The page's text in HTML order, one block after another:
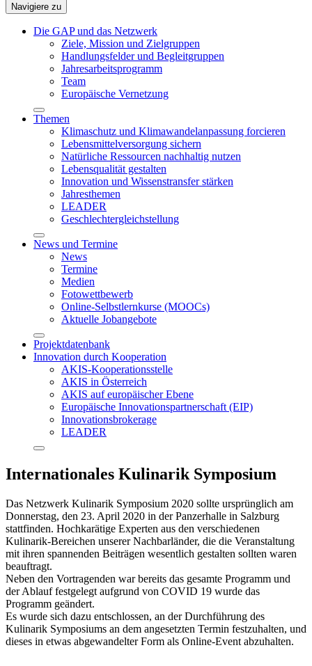
Navigiere zu
Die GAP und das Netzwerk
Ziele, Mission und Zielgruppen
Handlungsfelder und Begleitgruppen
Jahresarbeitsprogramm
Team
Europäische Vernetzung
Themen
Klimaschutz und Klimawandelanpassung forcieren
Lebensmittelversorgung sichern
Natürliche Ressourcen nachhaltig nutzen
Lebensqualität gestalten
Innovation und Wissenstransfer stärken
Jahresthemen
LEADER
Geschlechtergleichstellung
News und Termine
News
Termine
Medien
Fotowettbewerb
Online-Selbstlernkurse (MOOCs)
Aktuelle Jobangebote
Projektdatenbank
Innovation durch Kooperation
AKIS-Kooperationsstelle
AKIS in Österreich
AKIS auf europäischer Ebene
Europäische Innovationspartnerschaft (EIP)
Innovationsbrokerage
LEADER
Internationales Kulinarik Symposium
Das Netzwerk Kulinarik Symposium 2020 sollte ursprünglich am
Donnerstag, den 23. April 2020 in der Panzerhalle in Salzburg
stattfinden. Hochkarätige Experten aus den verschiedenen
Kulinarik-Bereichen unserer Nachbarländer, die die Veranstaltung
mit ihren spannenden Beiträgen wesentlich gestalten sollten waren
beauftragt.
Neben den Vortragenden war bereits das gesamte Programm und
der Ablauf festgelegt aufgrund von COVID 19 wurde das
Programm geändert.
Es wurde sich dazu entschlossen, an der Durchführung des
Kulinarik Symposiums an dem angesetzten Termin festzuhalten, und
dieses in etwas abgewandelter Form als Online-Event abzuhalten.